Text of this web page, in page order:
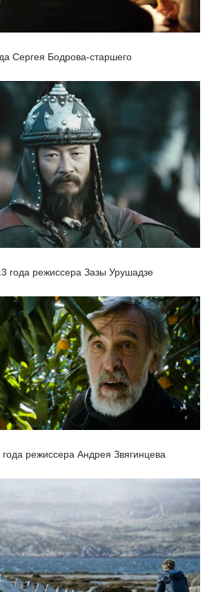
Сергея Бодрова-старшего
года режиссера Зазы Урушадзе
режиссера Андрея Звягинцева